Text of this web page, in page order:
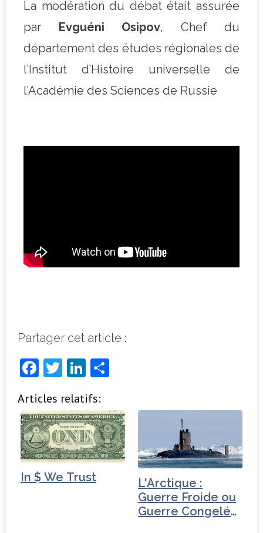
La modération du débat était assurée
par Evguéni Osipov, Chef du
département des études régionales de
l’Institut d’Histoire universelle de
l’Académie des Sciences de Russie
Partager cet article :
F
c
e
b
o
o
T
it
t
e
r
Li
k
e
dI
n
ta
g
e
r
Articles relatifs:
In $ We Trust
L'Arctique :
Guerre Froide ou
Guerre Congelée